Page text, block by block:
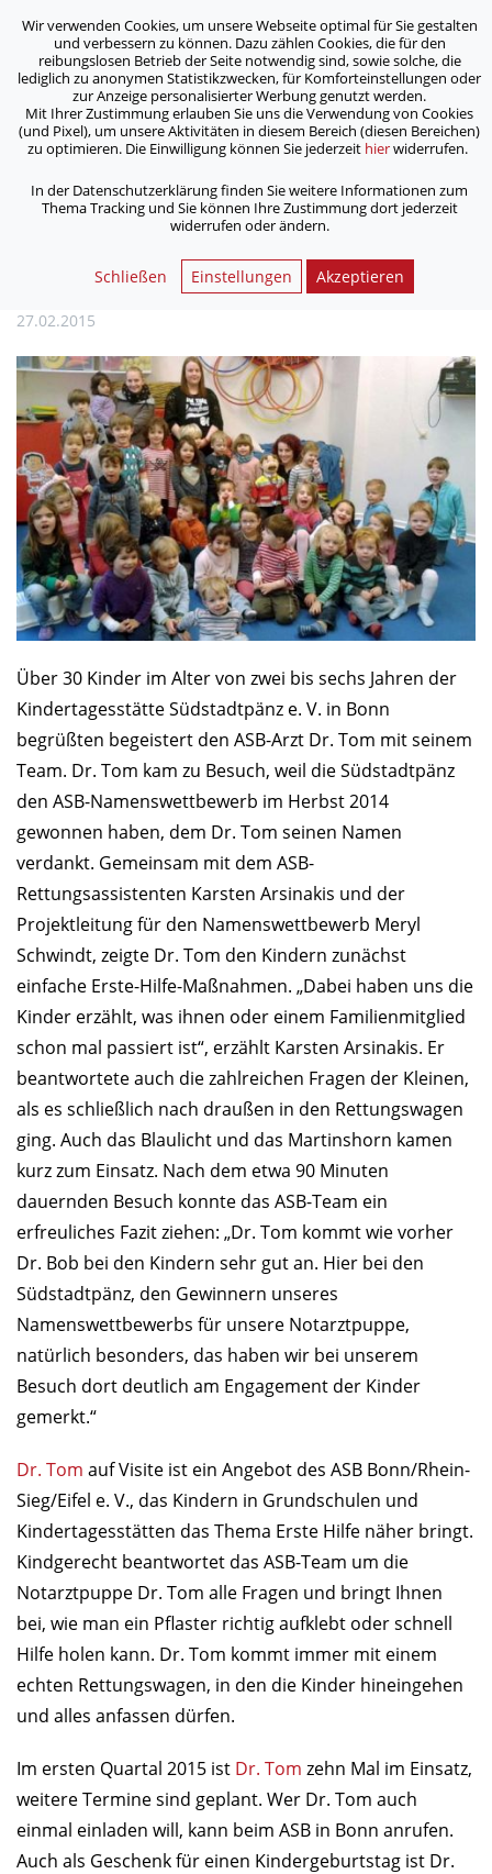
ASB Bonn/Rhein-Sieg/Eifel e.V.
bewegt Menschen
Home / Archiv /
Preis beim Namens­wett­bewerb: Dr. Tom bei den
Dr. Tom bei den Südstadtpänz
27.02.2015
Über 30 Kinder im Alter von zwei bis sechs Jahren der
Kinder­tagesstätte Südstadtpänz e. V. in Bonn
begrüßten begeistert den ASB-Arzt Dr. Tom mit seinem
Team. Dr. Tom kam zu Besuch, weil die Südstadtpänz
den ASB-Namens­wettbewerb im Herbst 2014
gewonnen haben, dem Dr. Tom seinen Namen
verdankt. Gemeinsam mit dem ASB-
Rettungsassistenten Karsten Arsinakis und der
Projektleitung für den Namenswettbewerb Meryl
Schwindt, zeigte Dr. Tom den Kindern zunächst
einfache Erste-Hilfe-Maßnahmen. „Dabei haben uns die
Kinder erzählt, was ihnen oder einem Familienmitglied
schon mal passiert ist“, erzählt Karsten Arsinakis. Er
beantwortete auch die zahlreichen Fragen der Kleinen,
als es schließlich nach draußen in den Rettungswagen
ging. Auch das Blaulicht und das Martinshorn kamen
kurz zum Einsatz. Nach dem etwa 90 Minuten
dauernden Besuch konnte das ASB-Team ein
erfreuliches Fazit ziehen: „Dr. Tom kommt wie vorher
Dr. Bob bei den Kindern sehr gut an. Hier bei den
Südstadtpänz, den Gewinnern unseres
Namenswettbewerbs für unsere Notarztpuppe,
natürlich besonders, das haben wir bei unserem
Besuch dort deutlich am Engagement der Kinder
gemerkt.“
Dr. Tom auf Visite ist ein Angebot des ASB Bonn/Rhein-
Sieg/Eifel e. V., das Kindern in Grundschulen und
Kindertagesstätten das Thema Erste Hilfe näher bringt.
Kindgerecht beantwortet das ASB-Team um die
Notarztpuppe Dr. Tom alle Fragen und bringt Ihnen
bei, wie man ein Pflaster richtig aufklebt oder schnell
Hilfe holen kann. Dr. Tom kommt immer mit einem
echten Rettungswagen, in den die Kinder hineingehen
und alles anfassen dürfen.
Im ersten Quartal 2015 ist Dr. Tom zehn Mal im Einsatz,
weitere Termine sind geplant. Wer Dr. Tom auch
einmal einladen will, kann beim ASB in Bonn anrufen.
Auch als Geschenk für einen Kindergeburtstag ist Dr.
Wir verwenden Cookies, um unsere Webseite optimal für Sie gestalten
und verbessern zu können. Dazu zählen Cookies, die für den
reibungslosen Betrieb der Seite notwendig sind, sowie solche, die
lediglich zu anonymen Statistikzwecken, für Komforteinstellungen oder
zur Anzeige personalisierter Werbung genutzt werden.
Mit Ihrer Zustimmung erlauben Sie uns die Verwendung von Cookies
(und Pixel), um unsere Aktivitäten in diesem Bereich (diesen Bereichen)
zu optimieren. Die Einwilligung können Sie jederzeit hierwiderrufen.
In der Datenschutzerklärung finden Sie weitere Informationen zum
Thema Tracking und Sie können Ihre Zustimmung dort jederzeit
widerrufen oder ändern.
Schließen Einstellungen Akzeptieren